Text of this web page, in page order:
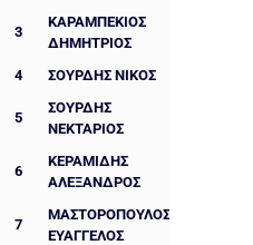
3
ΚΑΡΑΜΠΕΚΙΟΣ
ΔΗΜΗΤΡΙΟΣ
4
ΣΟΥΡΔΗΣ ΝΙΚΟΣ
5
ΣΟΥΡΔΗΣ
ΝΕΚΤΑΡΙΟΣ
6
ΚΕΡΑΜΙΔΗΣ
ΑΛΕΞΑΝΔΡΟΣ
7
ΜΑΣΤΟΡΟΠΟΥΛΟΣ
ΕΥΑΓΓΕΛΟΣ